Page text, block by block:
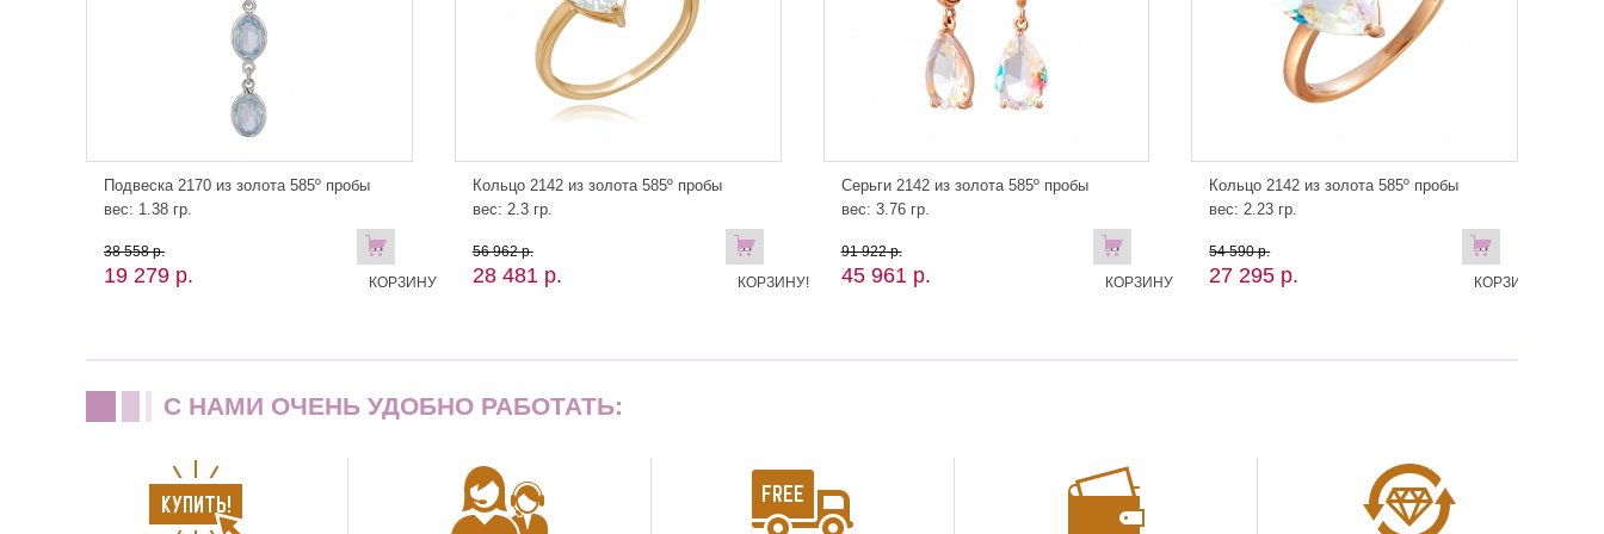
Подвеска 2170 из золота 585º пробы
вес: 1.38 гр.
38 558 р.
19 279 р.
В
КОРЗИНУ
Кольцо 2142 из золота 585º пробы
вес: 2.3 гр.
56 962 р.
28 481 р.
В
КОРЗИНУ!
Серьги 2142 из золота 585º пробы
вес: 3.76 гр.
91 922 р.
45 961 р.
В
КОРЗИНУ
Кольцо 2142 из золота 585º пробы
вес: 2.23 гр.
54 590 р.
27 295 р.
В
КОРЗИНУ!
C НАМИ ОЧЕНЬ УДОБНО РАБОТАТЬ: